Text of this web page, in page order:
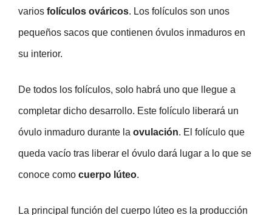
varios folículos ováricos. Los folículos son unos
pequeños sacos que contienen óvulos inmaduros en
su interior.
De todos los folículos, solo habrá uno que llegue a
completar dicho desarrollo. Este folículo liberará un
óvulo inmaduro durante la ovulación. El folículo que
queda vacío tras liberar el óvulo dará lugar a lo que se
conoce como cuerpo lúteo.
La principal función del cuerpo lúteo es la producción